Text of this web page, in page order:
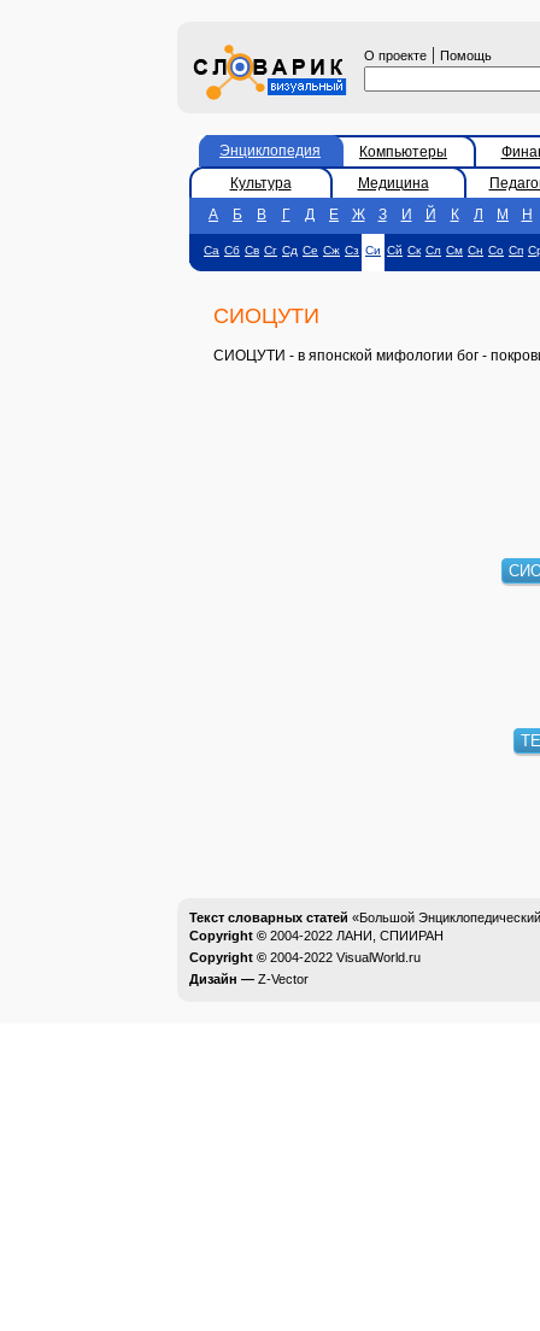
О проекте | Помощь
Энциклопедия Компьютеры
Культура
Медицина
А
Б В Г Д Е Ж З И Й К Л М Н
Са Сб Св Сг Сд Се Сж Сз Си Сй Ск Сл См Сн Со Сп
СИОЦУТИ
СИОЦУТИ - в японской мифологии бог -
Текст словарных статей «Большой
Copyright © 2004-2022 ЛАНИ, СПИИРАН
Copyright © 2004-2022 VisualWorld.ru
Дизайн — Z-Vector